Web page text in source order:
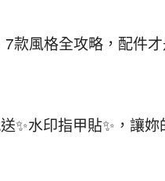
款風格全攻略，配件
✨水印指甲貼✨，讓